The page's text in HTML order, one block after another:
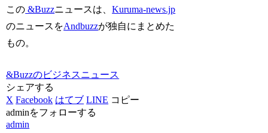
この &Buzzニュースは、Kuruma-news.jp
のニュースをAndbuzzが独自にまとめた
もの。
&Buzzのビジネスニュース
シェアする
X Facebook はてブ LINE コピー
adminをフォローする
admin